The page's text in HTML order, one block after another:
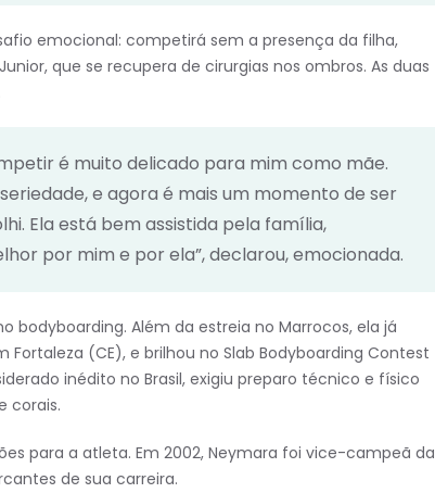
emocional: competirá sem a presença da filha,
que se recupera de cirurgias nos ombros. As duas
é muito delicado para mim como mãe.
e agora é mais um momento de ser
Ela está bem assistida pela família,
por mim e por ela”, declarou, emocionada.
bodyboarding. Além da estreia no Marrocos, ela já
(CE), e brilhou no Slab Bodyboarding Contest
inédito no Brasil, exigiu preparo técnico e físico
corais.
para a atleta. Em 2002, Neymara foi vice-campeã da
de sua carreira.